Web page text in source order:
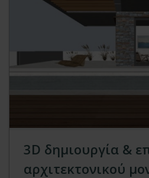
3D δημιουργία &
αρχιτεκτονικού